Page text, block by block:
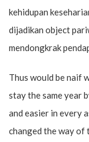
kehidupan
dijadikan object
mendongkrak
Thus would be naif
stay the same year
and easier in every
changed the way of